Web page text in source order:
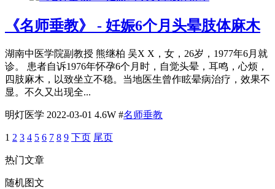
《名师垂教》 - 妊娠6个月头晕肢体麻木
湖南中医学院副教授 熊继柏 吴X X，女，26岁，1977年6月就
诊。 患者自诉1976年怀孕6个月时，自觉头晕，耳鸣，心烦，
四肢麻木，以致坐立不稳。当地医生曾作眩晕病治疗，效果不
显。不久又出现全...
明灯医学 2022-03-01 4.6W #名师垂教
1 2 3 4 5 6 7 8 9 下页 尾页
热门文章
随机图文